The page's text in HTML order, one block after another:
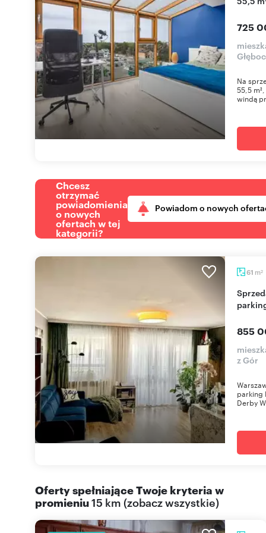
725
Na
55,5
windą
Chcesz
otrzymać
powiadomienia
o nowych
ofertach w tej
kategorii?
Powiadom o nowych
61 m2
Sprzedam 3-pokojowe mieszkanie z balkonem i
855
z Gór
parking
Derby
Oferty spełniające Twoje kryteria w
promieniu15 km (zobacz wszystkie)